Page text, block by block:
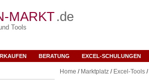
MARKT.de
Tools
BERATUNG EXCEL-SCHULUNGEN
Home / Marktplatz/ Excel-Tools/